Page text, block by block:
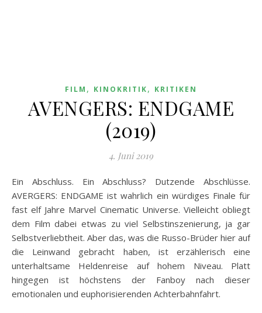
FILM , KINOKRITIK, KRITIKEN
AVENGERS: ENDGAME
(2019)
4. Juni 2019
Ein Abschluss. Ein Abschluss? Dutzende Abschlüsse.
AVERGERS: ENDGAME ist wahrlich ein würdiges Finale für
fast elf Jahre Marvel Cinematic Universe. Vielleicht obliegt
dem Film dabei etwas zu viel Selbstinszenierung, ja gar
Selbstverliebtheit. Aber das, was die Russo-Brüder hier auf
die Leinwand gebracht haben, ist erzählerisch eine
unterhaltsame Heldenreise auf hohem Niveau. Platt
hingegen ist höchstens der Fanboy nach dieser
emotionalen und euphorisierenden Achterbahnfahrt.